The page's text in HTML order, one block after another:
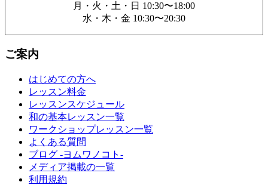
月・火・土・日 10:30〜18:00
水・木・金 10:30〜20:30
ご案内
はじめての方へ
レッスン料金
レッスンスケジュール
和の基本レッスン一覧
ワークショップレッスン一覧
よくある質問
ブログ -ヨムワノコト-
メディア掲載の一覧
利用規約